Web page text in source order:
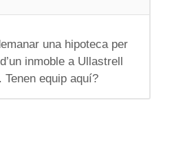
una hipoteca per
inmoble a Ullastrell
equip aquí?